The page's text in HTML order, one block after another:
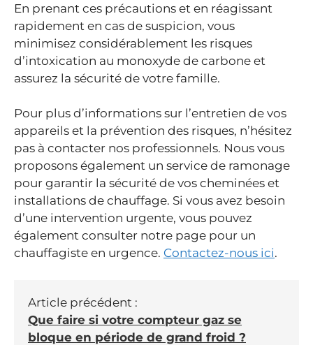
En prenant ces précautions et en réagissant
rapidement en cas de suspicion, vous
minimisez considérablement les risques
d’intoxication au monoxyde de carbone et
assurez la sécurité de votre famille.
Pour plus d’informations sur l’entretien de vos
appareils et la prévention des risques, n’hésitez
pas à contacter nos professionnels. Nous vous
proposons également un service de ramonage
pour garantir la sécurité de vos cheminées et
installations de chauffage. Si vous avez besoin
d’une intervention urgente, vous pouvez
également consulter notre page pour un
chauffagiste en urgence. Contactez-nous ici.
Article précédent :
Que faire si votre compteur gaz se
bloque en période de grand froid ?